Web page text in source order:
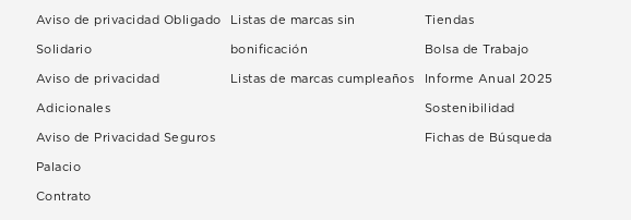
Aviso de privacidad Obligado
Solidario
Aviso de privacidad
Adicionales
Aviso de Privacidad Seguros
Palacio
Contrato
Listas de marcas sin
bonificación
Listas de marcas cumpleaños
Tiendas
Bolsa de Trabajo
Informe Anual 2025
Sostenibilidad
Fichas de Búsqueda